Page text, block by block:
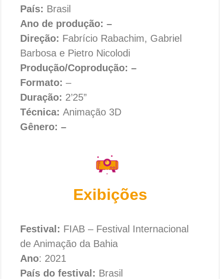
País: Brasil
Ano de produção: –
Direção: Fabrício Rabachim, Gabriel
Barbosa e Pietro Nicolodi
Produção/Coprodução: –
Formato: –
Duração: 2’25”
Técnica: Animação 3D
Gênero: –
Exibições
Festival: FIAB – Festival Internacional
de Animação da Bahia
Ano: 2021
País do festival: Brasil